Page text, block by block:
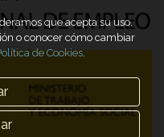
que acepta su uso.
o conocer cómo cambiar
de Cookies.